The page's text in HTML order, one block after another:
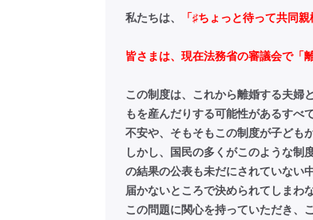
私たちは、 「♯ちょっと待って共同
皆さまは、現在法務省の審議会で「
この制度は、これから離婚する夫婦
もを産んだりする可能性があるすべ
不安や、そもそもこの制度が子ども
しかし、国民の多くがこのような制
の結果の公表も未だにされていない
届かないところで決められてしまわ
この問題に関心を持っていただき、